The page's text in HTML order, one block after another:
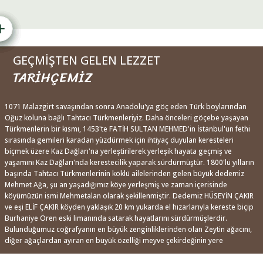
GEÇMİŞTEN GELEN LEZZET
TARİHÇEMİZ
1071 Malazgirt savaşından sonra Anadolu'ya göç eden Türk boylarından
Oğuz koluna bağlı Tahtacı Türkmenleriyiz. Daha önceleri göçebe yaşayan
Türkmenlerin bir kısmı, 1453'te FATİH SULTAN MEHMED'in İstanbul'un fethi
sırasında gemileri karadan yüzdürmek için ihtiyaç duyulan keresteleri
biçmek üzere Kaz Dağları'na yerleştirilerek yerleşik hayata geçmiş ve
yaşamını Kaz Dağları'nda kerestecilik yaparak sürdürmüştür. 1800'lü yılların
başında Tahtacı Türkmenlerinin köklü ailelerinden gelen büyük dedemiz
Mehmet Ağa, şu an yaşadığımız köye yerleşmiş ve zaman içerisinde
köyümüzün ismi Mehmetalan olarak şekillenmiştir. Dedemiz HÜSEYİN ÇAKIR
ve eşi ELİF ÇAKIR köyden yaklaşık 20 km yukarda el hızarlarıyla kereste biçip
Burhaniye Ören eski limanında satarak hayatlarını sürdürmüşlerdir.
Bulunduğumuz coğrafyanın en büyük zenginliklerinden olan Zeytin ağacını,
diğer ağaçlardan ayıran en büyük özelliği meyve çekirdeğinin yere